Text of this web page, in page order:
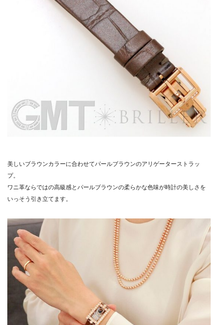
美しいブラウンカラーに合わせてパールブラウンのアリゲーターストラッ
プ。
ワニ革ならではの高級感とパールブラウンの柔らかな色味が時計の美しさを
いっそう引き立てます。